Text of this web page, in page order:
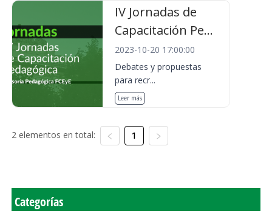
IV Jornadas de
Capacitación Pe...
2023-10-20 17:00:00
Debates y propuestas
para recr...
Leer más
2 elementos en total: 1
Categorías